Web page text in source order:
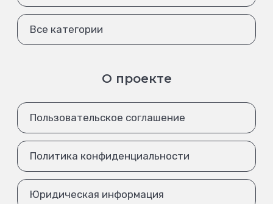
Все категории
О проекте
Пользовательское соглашение
Политика конфиденциальности
Юридическая информация